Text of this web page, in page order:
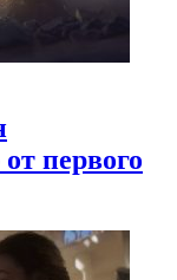
первого